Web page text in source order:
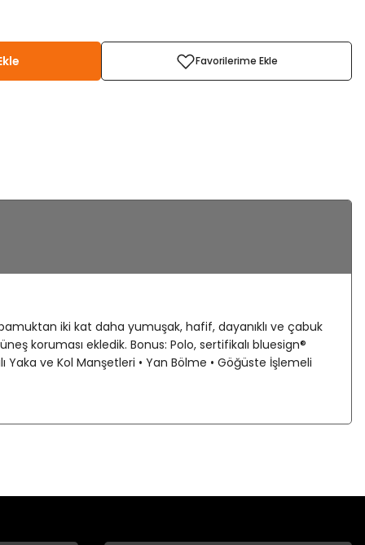
iki kat daha yumuşak, hafif, dayanıklı ve çabuk
koruması ekledik. Bonus: Polo, sertifikalı bluesign®
Yaka ve Kol Manşetleri • Yan Bölme • Göğüste İşlemeli